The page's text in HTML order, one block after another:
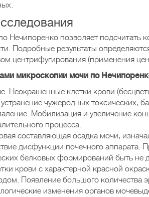
Нечипоренко позволяет подсчитать
Подробные результаты
центрифугирования (применения
микроскопии мочи по
Неокрашенные клетки крови
чужеродных токсических,
Мобилизация и увеличение
процесса.
составляющая осадка мочи,
дисфункции почечного аппарата.
белковых формирований быть не
крови с характерной красной
Появление большого количества
изменения органов